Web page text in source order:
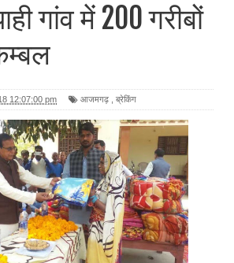
गांव में 200 गरीबों
12:07:00 pm आजमगढ़ ब्रेकिंग